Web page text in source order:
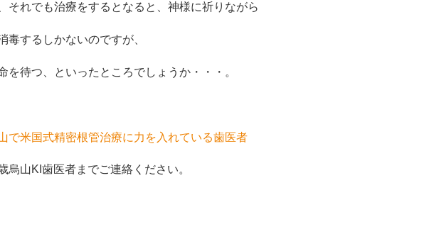
それでも治療をするとなると、神様に祈りながら
毒するしかないのですが、
を待つ、といったところでしょうか・・・。
で米国式精密根管治療に力を入れている歯医者
烏山KI歯医者までご連絡ください。